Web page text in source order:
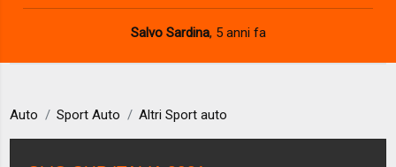
Salvo Sardina, 5 anni fa
Auto Sport Auto Altri Sport auto